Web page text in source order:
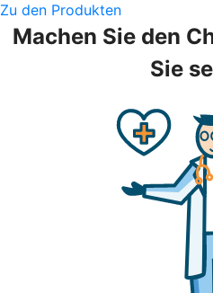
Zu den Produkten
Machen Sie den
Sie